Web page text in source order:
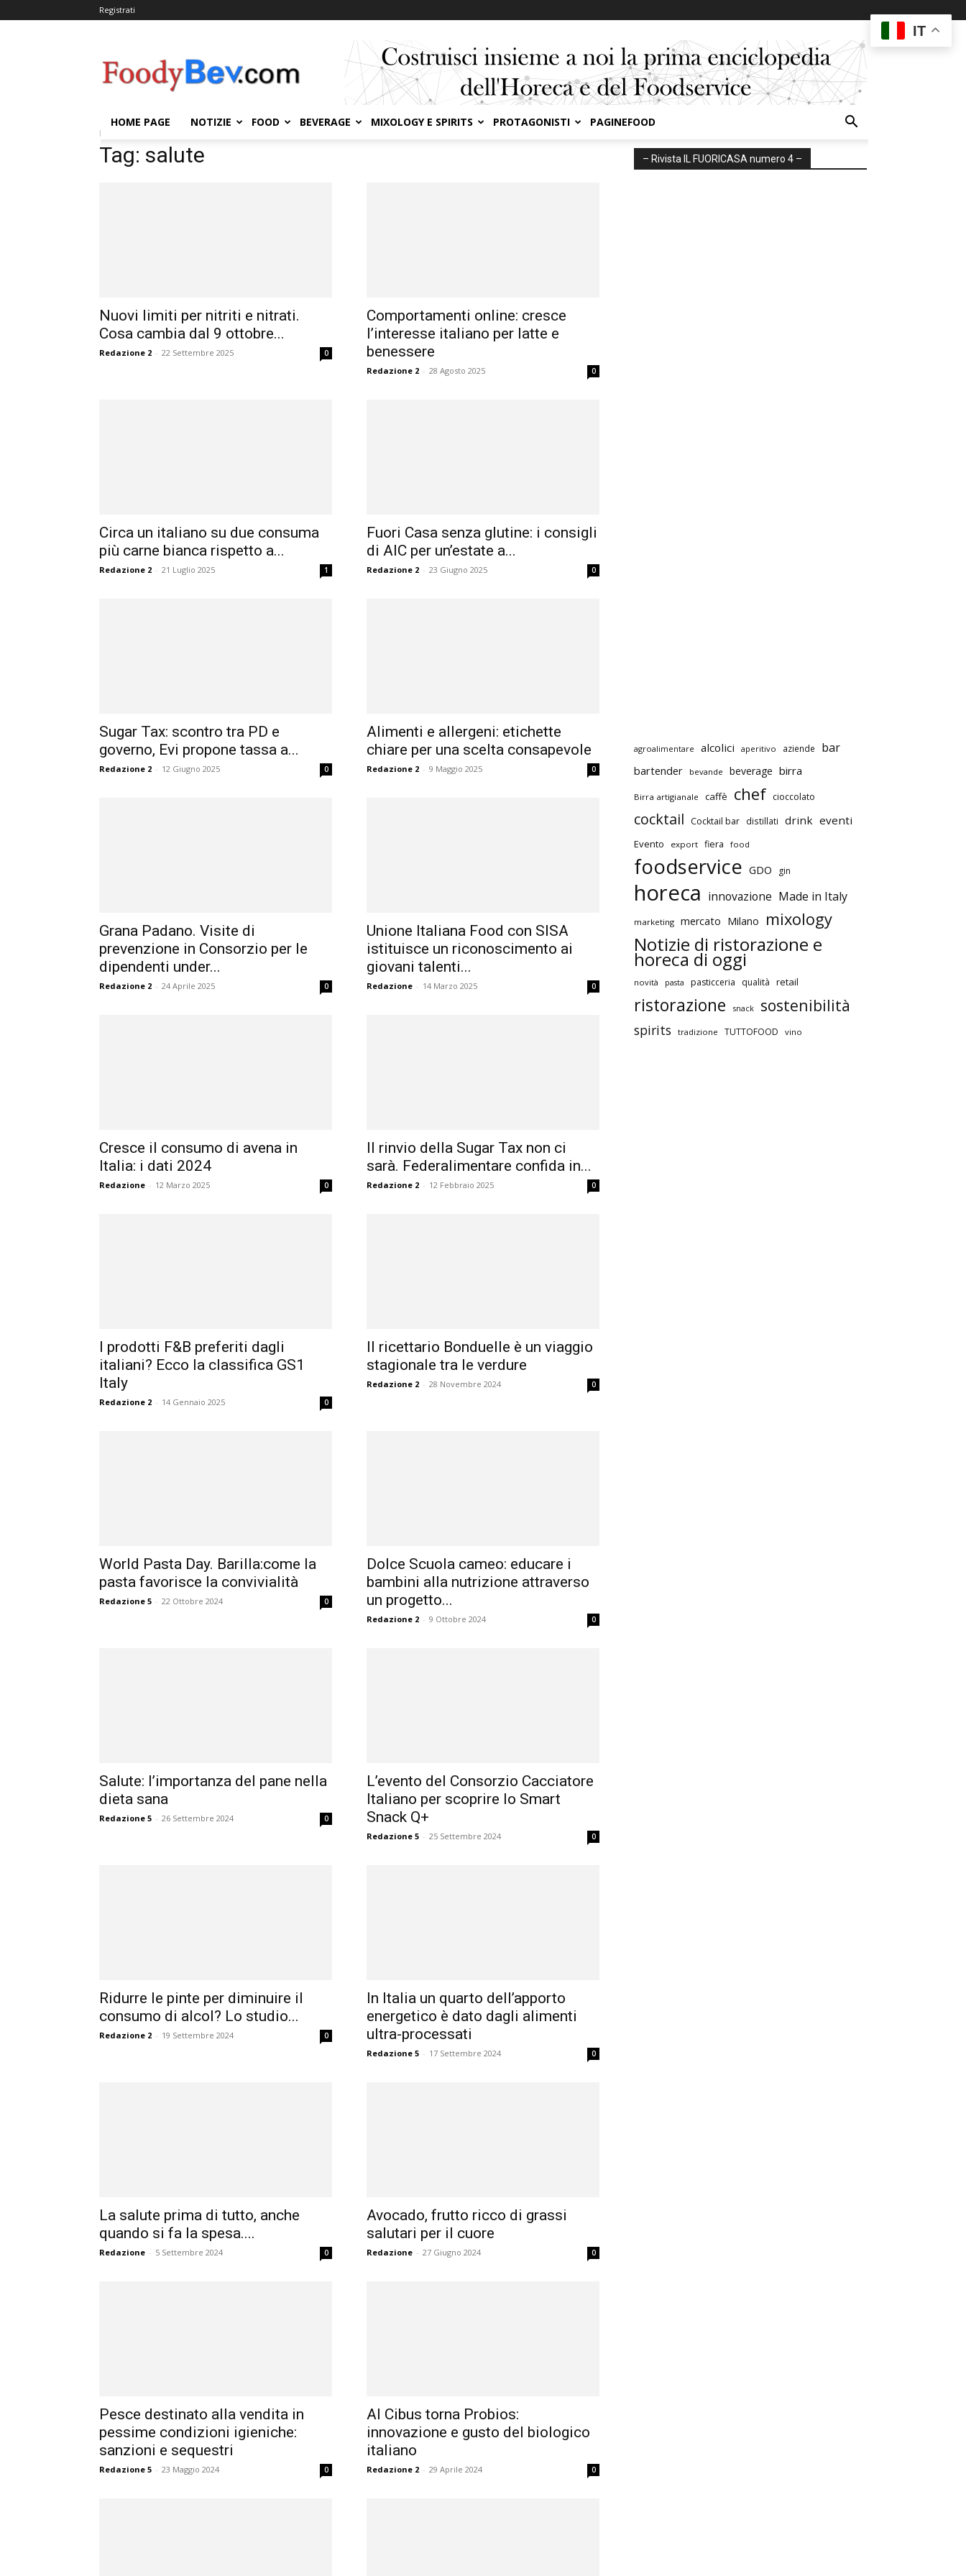
Registrati
HOME PAGE NOTIZIE FOOD BEVERAGE MIXOLOGY E SPIRITS PROTAGONISTI PAGINEFOOD
Home
Tag: salute
Nuovi limiti per nitriti e nitrati.
Cosa cambia dal 9 ottobre...
Redazione 2 - 22 Settembre 2025 0
Comportamenti online: cresce
l’interesse italiano per latte e
benessere
Redazione 2 - 28 Agosto 2025 0
Circa un italiano su due consuma
più carne bianca rispetto a...
Redazione 2 - 21 Luglio 2025 1
Fuori Casa senza glutine: i consigli
di AIC per un’estate a...
Redazione 2 - 23 Giugno 2025 0
Sugar Tax: scontro tra PD e
governo, Evi propone tassa a...
Redazione 2 - 12 Giugno 2025 0
Alimenti e allergeni: etichette
chiare per una scelta consapevole
Redazione 2 - 9 Maggio 2025 0
Grana Padano. Visite di
prevenzione in Consorzio per le
dipendenti under...
Redazione 2 - 24 Aprile 2025 0
Unione Italiana Food con SISA
istituisce un riconoscimento ai
giovani talenti...
Redazione - 14 Marzo 2025 0
Cresce il consumo di avena in
Italia: i dati 2024
Redazione - 12 Marzo 2025 0
Il rinvio della Sugar Tax non ci
sarà. Federalimentare confida in...
Redazione 2 - 12 Febbraio 2025 0
I prodotti F&B preferiti dagli
italiani? Ecco la classifica GS1
Italy
Redazione 2 - 14 Gennaio 2025 0
Il ricettario Bonduelle è un viaggio
stagionale tra le verdure
Redazione 2 - 28 Novembre 2024 0
World Pasta Day. Barilla:come la
pasta favorisce la convivialità
Redazione 5 - 22 Ottobre 2024 0
Dolce Scuola cameo: educare i
bambini alla nutrizione attraverso
un progetto...
Redazione 2 - 9 Ottobre 2024 0
Salute: l’importanza del pane nella
dieta sana
Redazione 5 - 26 Settembre 2024 0
L’evento del Consorzio Cacciatore
Italiano per scoprire lo Smart
Snack Q+
Redazione 5 - 25 Settembre 2024 0
Ridurre le pinte per diminuire il
consumo di alcol? Lo studio...
Redazione 2 - 19 Settembre 2024 0
In Italia un quarto dell’apporto
energetico è dato dagli alimenti
ultra-processati
Redazione 5 - 17 Settembre 2024 0
La salute prima di tutto, anche
quando si fa la spesa....
Redazione - 5 Settembre 2024 0
Avocado, frutto ricco di grassi
salutari per il cuore
Redazione - 27 Giugno 2024 0
Pesce destinato alla vendita in
pessime condizioni igieniche:
sanzioni e sequestri
Redazione 5 - 23 Maggio 2024 0
Al Cibus torna Probios:
innovazione e gusto del biologico
italiano
Redazione 2 - 29 Aprile 2024 0
– Rivista IL FUORICASA numero 4 –
agroalimentare alcolici aperitivo aziende bar
bartender bevande beverage birra
Birra artigianale caffè chef cioccolato
cocktail Cocktail bar distillati drink eventi
Evento export fiera food
foodservice GDO gin
horeca innovazione Made in Italy
marketing mercato Milano mixology
Notizie di ristorazione e
horeca di oggi
novità pasta pasticceria qualità retail
ristorazione snack sostenibilità
spirits tradizione TUTTOFOOD vino
IT